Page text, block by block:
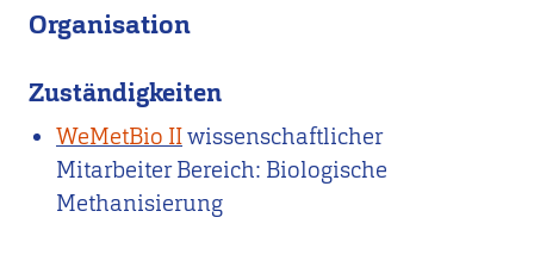
Organisation
Zuständigkeiten
WeMetBio IIwissenschaftlicher
Mitarbeiter Bereich: Biologische
Methanisierung